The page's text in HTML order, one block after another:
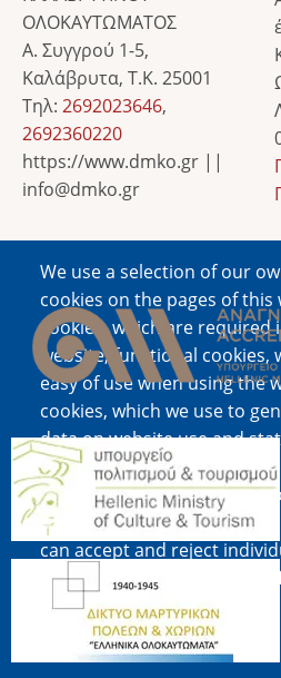
We use a selection of our
cookies on the pages of this
cookies, which are required
website; functional
easy of use when using the
cookies, which we use to
data on website use and
cookies, which are used to
content and advertising. If
ALL", you consent to the
can accept and reject
revoke your consent for
"Settings".
Cookie documentation
ΟΛΟΚΑΥΤΩΜΑΤΟΣ
Α. Συγγρού 1-5,
Καλάβρυτα, Τ.Κ. 25001
Τηλ: 2692023646,
2692360220
https://www.dmko.gr ||
info@dmko.gr
Image
Image
Image